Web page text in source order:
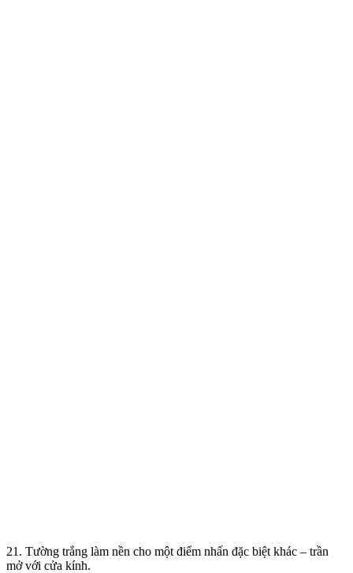
21. Tường trắng làm nền cho một điểm nhấn đặc biệt khác – trần
mở với cửa kính.